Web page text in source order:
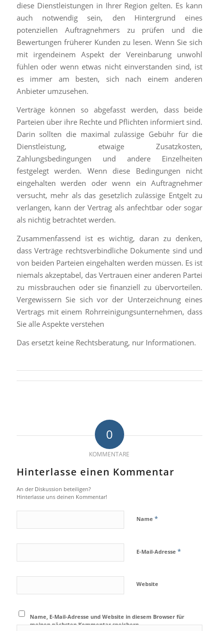
diese Dienstleistungen in Ihrer Region gelten. Es kann
auch notwendig sein, den Hintergrund eines
potenziellen Auftragnehmers zu prüfen und die
Bewertungen früherer Kunden zu lesen. Wenn Sie sich
mit irgendeinem Aspekt der Vereinbarung unwohl
fühlen oder wenn etwas nicht einverstanden sind, ist
es immer am besten, sich nach einem anderen
Anbieter umzusehen.
Verträge können so abgefasst werden, dass beide
Parteien über ihre Rechte und Pflichten informiert sind.
Darin sollten die maximal zulässige Gebühr für die
Dienstleistung, etwaige Zusatzkosten,
Zahlungsbedingungen und andere Einzelheiten
festgelegt werden. Wenn diese Bedingungen nicht
eingehalten werden oder wenn ein Auftragnehmer
versucht, mehr als das gesetzlich zulässige Entgelt zu
verlangen, kann der Vertrag als anfechtbar oder sogar
als nichtig betrachtet werden.
Zusammenfassend ist es wichtig, daran zu denken,
dass Verträge rechtsverbindliche Dokumente sind und
von beiden Parteien eingehalten werden müssen. Es ist
niemals akzeptabel, das Vertrauen einer anderen Partei
zu missbrauchen oder sie finanziell zu übervorteilen.
Vergewissern Sie sich vor der Unterzeichnung eines
Vertrags mit einem Rohrreinigungsunternehmen, dass
Sie alle Aspekte verstehen
Das ersetzt keine Rechtsberatung, nur Informationen.
0
KOMMENTARE
Hinterlasse einen Kommentar
An der Diskussion beteiligen?
Hinterlasse uns deinen Kommentar!
Name *
E-Mail-Adresse *
Website
Name, E-Mail-Adresse und Website in diesem Browser für
meinen nächsten Kommentar speichern.